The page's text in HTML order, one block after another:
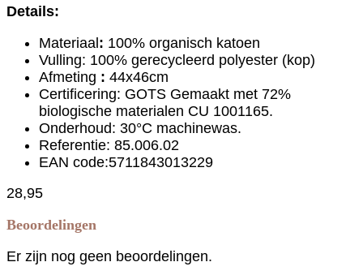
Details:
Materiaal: 100% organisch katoen
Vulling: 100% gerecycleerd polyester (kop)
Afmeting : 44x46cm
Certificering: GOTS Gemaakt met 72%
biologische materialen CU 1001165.
Onderhoud: 30°C machinewas.
Referentie: 85.006.02
EAN code:5711843013229
28,95
Beoordelingen
Er zijn nog geen beoordelingen.